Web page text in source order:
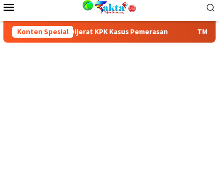
Mobile
Konten Spesial
Utara Dijerat KPK Kasus Pemerasan TMMD 126 Resmi